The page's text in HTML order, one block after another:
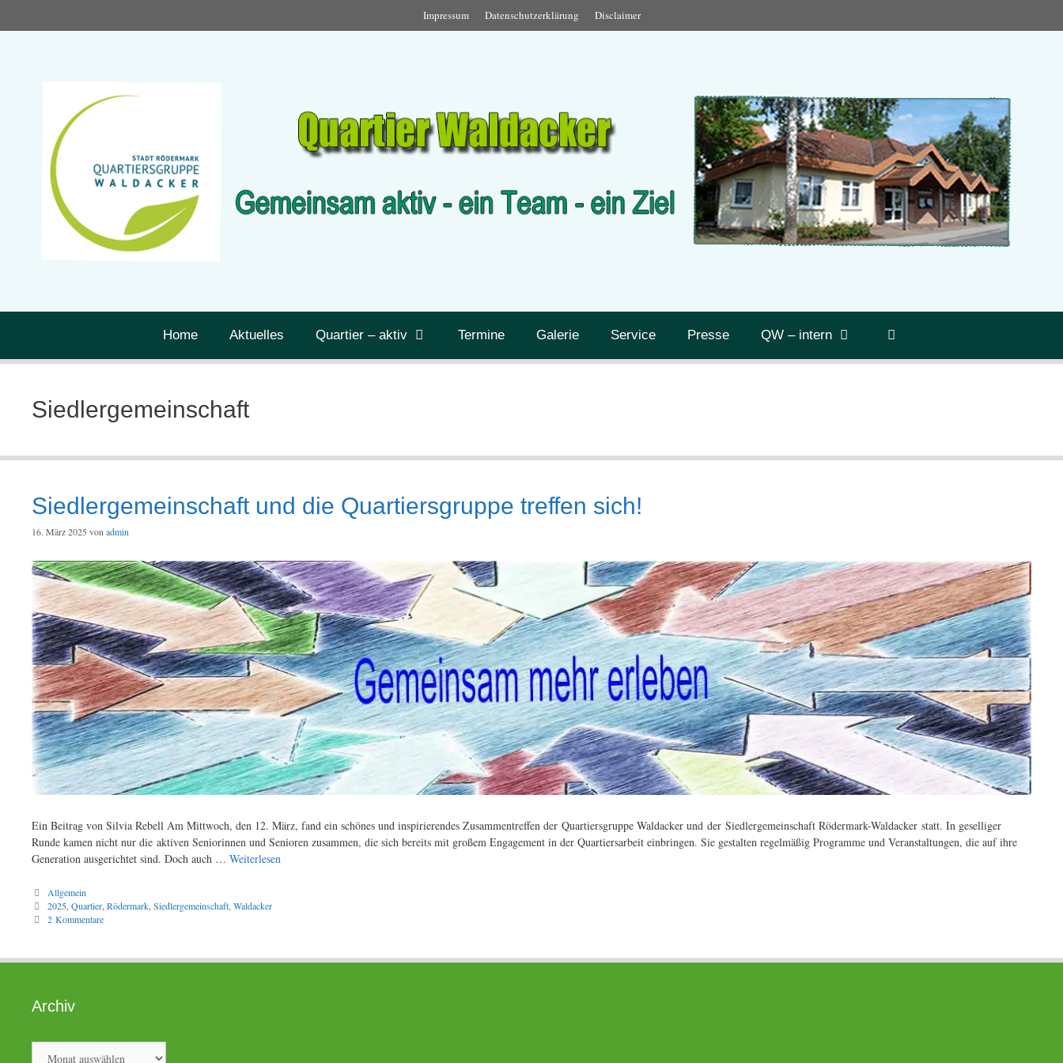
Impressum Datenschutzerklärung Disclaimer
Home Aktuelles Quartier – aktiv Termine Galerie Service Presse QW – intern
Siedlergemeinschaft
Siedlergemeinschaft und die Quartiersgruppe treffen sich!
16. März 2025 von admin
Ein Beitrag von Silvia Rebell Am Mittwoch, den 12. März, fand ein schönes und inspirierendes Zusammentreffen der Quartiersgruppe Waldacker und der Siedlergemeinschaft Rödermark-Waldacker statt. In geselliger
Runde kamen nicht nur die aktiven Seniorinnen und Senioren zusammen, die sich bereits mit großem Engagement in der Quartiersarbeit einbringen. Sie gestalten regelmäßig Programme und Veranstaltungen, die auf ihre
Generation ausgerichtet sind. Doch auch … Weiterlesen
Kategorien
Allgemein
Schlagwörter
2025 ,Quartier ,Rödermark ,Siedlergemeinschaft ,Waldacker
2 Kommentare
Archiv
Archiv